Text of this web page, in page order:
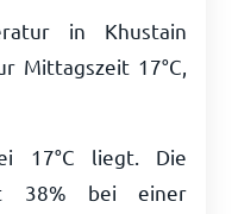
in Khustain
Mittagszeit 17°C
17°C liegt. Die
38% bei einer